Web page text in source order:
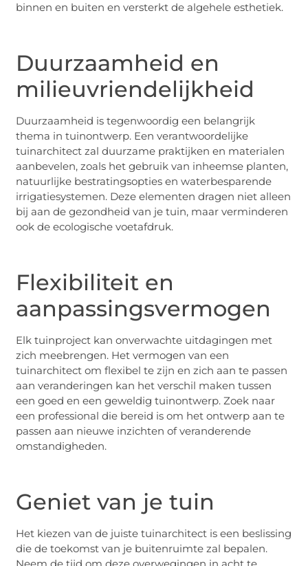
binnen en buiten en versterkt de algehele esthetiek.
Duurzaamheid en
milieuvriendelijkheid
Duurzaamheid is tegenwoordig een belangrijk
thema in tuinontwerp. Een verantwoordelijke
tuinarchitect zal duurzame praktijken en materialen
aanbevelen, zoals het gebruik van inheemse planten,
natuurlijke bestratingsopties en waterbesparende
irrigatiesystemen. Deze elementen dragen niet alleen
bij aan de gezondheid van je tuin, maar verminderen
ook de ecologische voetafdruk.
Flexibiliteit en
aanpassingsvermogen
Elk tuinproject kan onverwachte uitdagingen met
zich meebrengen. Het vermogen van een
tuinarchitect om flexibel te zijn en zich aan te passen
aan veranderingen kan het verschil maken tussen
een goed en een geweldig tuinontwerp. Zoek naar
een professional die bereid is om het ontwerp aan te
passen aan nieuwe inzichten of veranderende
omstandigheden.
Geniet van je tuin
Het kiezen van de juiste tuinarchitect is een beslissing
die de toekomst van je buitenruimte zal bepalen.
Neem de tijd om deze overwegingen in acht te